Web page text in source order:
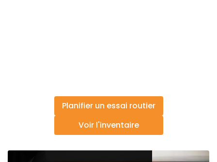
Planifier un essai routier
Voir l'inventaire